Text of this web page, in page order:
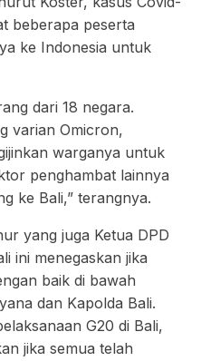
beberapa peserta
ke Indonesia untuk
dari 18 negara.
varian Omicron,
warganya untuk
penghambat lainnya
ke Bali,” terangnya.
yang juga Ketua DPD
ini menegaskan jika
baik di bawah
dan Kapolda Bali.
G20 di Bali,
jika semua telah